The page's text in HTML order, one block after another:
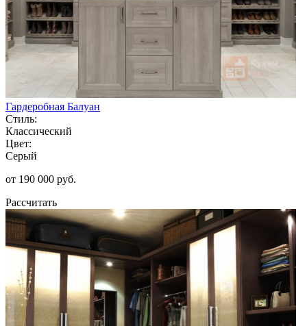
Гардеробная Балуан
Стиль:
Классический
Цвет:
Серый
от 190 000 руб.
Рассчитать